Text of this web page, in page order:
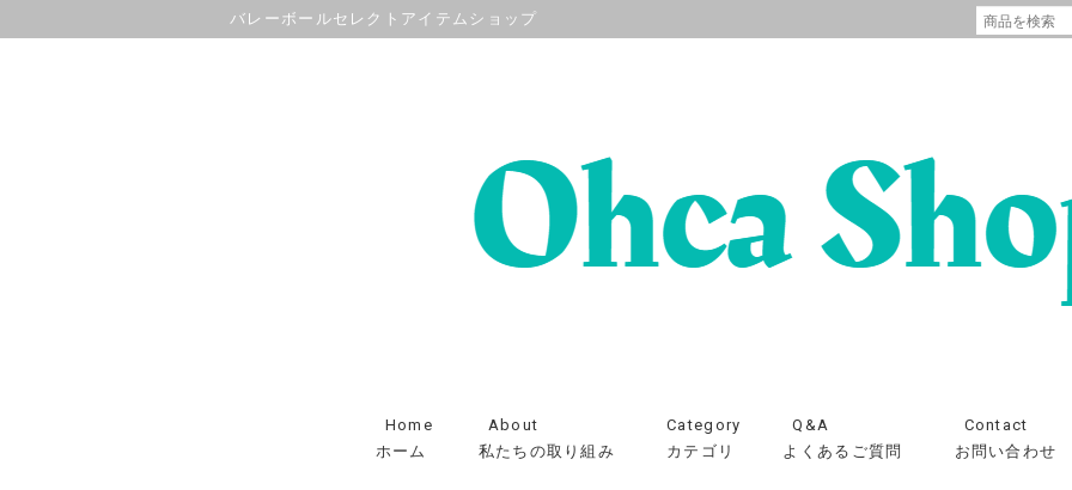
バレーボールセレクトアイテムショップ
Home
ホーム
About
私たちの取り組み
Category
カテゴリ
Q&A
よくあるご質問
Contact
お問い合わせ